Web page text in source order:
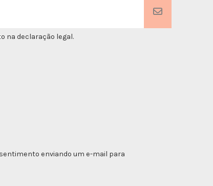
na declaração legal.
enviando um e-mail para